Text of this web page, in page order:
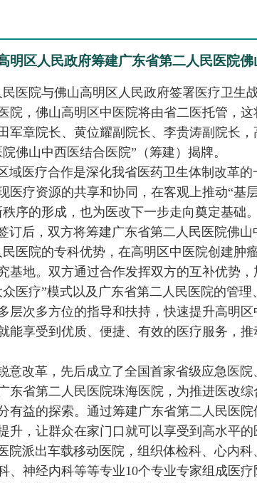
明区人民政府筹建广东省第二人民医院
医院与佛山高明区人民政府签署医疗卫生
院，佛山高明区中医院将由省二医托管，
军章院长、黄位耀副院长、李贵涛副院长
佛山中西医结合医院”（筹建）揭牌。
域医疗合作是深化我省医药卫生体制改革
医疗资源的共享和协同，在客观上推动“基
序的形成，也为医改下一步走向奠定基础。
订后，双方将筹建广东省第二人民医院佛
医院的专科优势，在高明区中医院创建肿
基地。双方通过合作发挥双方的互补优势
医疗”模式以及广东省第二人民医院的管
层次多方位的指导和扶持，快速提升高明
能享受到优质、便捷、有效的医疗服务，
意改革，先后成立了全国首家省级应急医
东省第二人民医院珠海医院，为推进医改
有益的探索。通过筹建广东省第二人民医
升，让群众在家门口就可以享受到高水平的
院派出车载移动医院，组织体检科、心内科
、神经内科等等专业10个专业专家组成医